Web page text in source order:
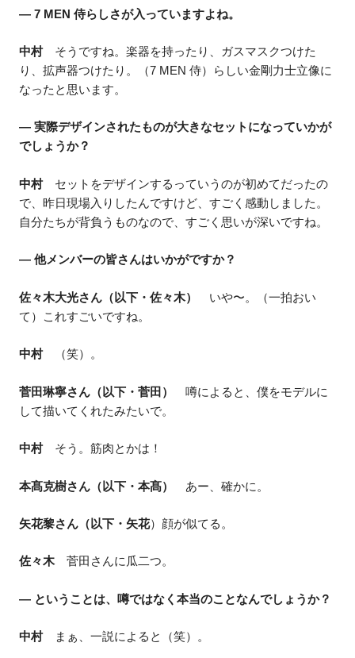
― 7 MEN 侍らしさが入っていますよね。
中村そうですね。楽器を持ったり、ガスマスクつけた
り、拡声器つけたり。（7 MEN 侍）らしい金剛力士立像に
なったと思います。
― 実際デザインされたものが大きなセットになっていかが
でしょうか？
中村セットをデザインするっていうのが初めてだったの
で、昨日現場入りしたんですけど、すごく感動しました。
自分たちが背負うものなので、すごく思いが深いですね。
― 他メンバーの皆さんはいかがですか？
佐々木大光さん（以下・佐々木）
いや〜。（一拍おい
て）これすごいですね。
中村（笑）。
菅田琳寧さん（以下・菅田）
噂によると、僕をモデルに
して描いてくれたみたいで。
中村そう。筋肉とかは！
本髙克樹さん（以下・本髙） あー、確かに。
矢花黎さん（以下・矢花）顔が似てる。
佐々木菅田さんに瓜二つ。
― ということは、噂ではなく本当のことなんでしょうか？
中村まぁ、一説によると（笑）。